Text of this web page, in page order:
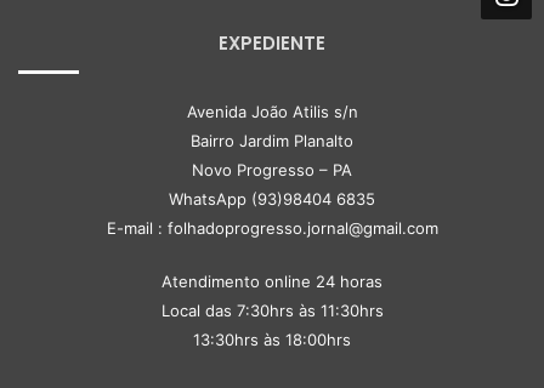
EXPEDIENTE
Avenida João Atilis s/n
Bairro Jardim Planalto
Novo Progresso – PA
WhatsApp (93)98404 6835
E-mail : folhadoprogresso.jornal@gmail.com
Atendimento online 24 horas
Local das 7:30hrs às 11:30hrs
13:30hrs às 18:00hrs